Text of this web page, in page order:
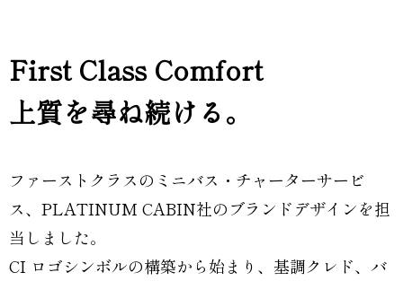
First Class Comfort
上質を尋ね続ける。
ファーストクラスのミニバス・チャーターサービ
ス、PLATINUM CABIN社のブランドデザインを担
当しました。
CI ロゴシンボルの構築から始まり、基調クレド、バ